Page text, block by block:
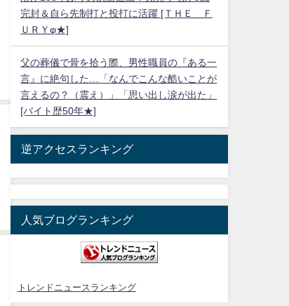
完封＆自ら先制打と投打に活躍 [ＴＨＥ Ｆ
ＵＲＹφ★]
父の葬儀で骨を拾う際、男性職員の『ある一
言』に絶句した…「なんでこんな酷いことが
言えるの？（震え）」「思い出し涙が出た」
[バイト歴50年★]
逆アクセスランキング
人気ブログランキング
トレンドニュースランキング